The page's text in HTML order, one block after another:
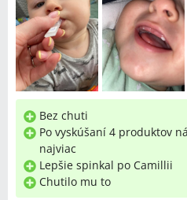
Bez chuti
Po vyskúšaní 4 produktov
najviac
Lepšie spinkal po Camillii
Chutilo mu to